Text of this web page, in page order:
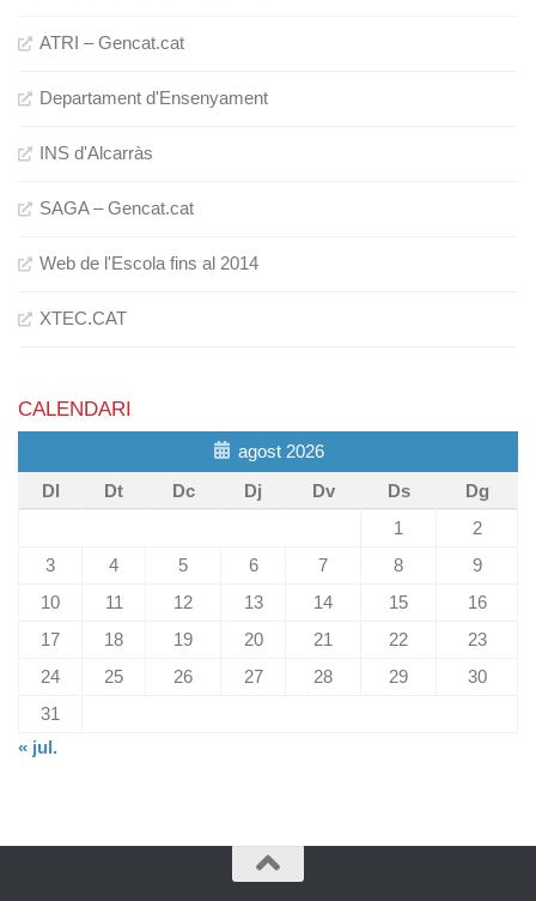
ATRI – Gencat.cat
Departament d'Ensenyament
INS d'Alcarràs
SAGA – Gencat.cat
Web de l'Escola fins al 2014
XTEC.CAT
CALENDARI
agost 2026
Dl
Dt Dc Dj Dv Ds
Dg
1
2
3
4 5 6 7 8
9
10
11 12 13 14 15
16
17
18 19 20 21 22
23
24
25 26 27 28 29
30
31
« jul.